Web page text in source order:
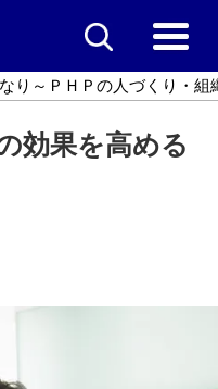
り～ＰＨＰの人づくり・組
効果を高める